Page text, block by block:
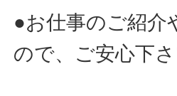
●お仕事のご紹介
ので、ご安心下さ